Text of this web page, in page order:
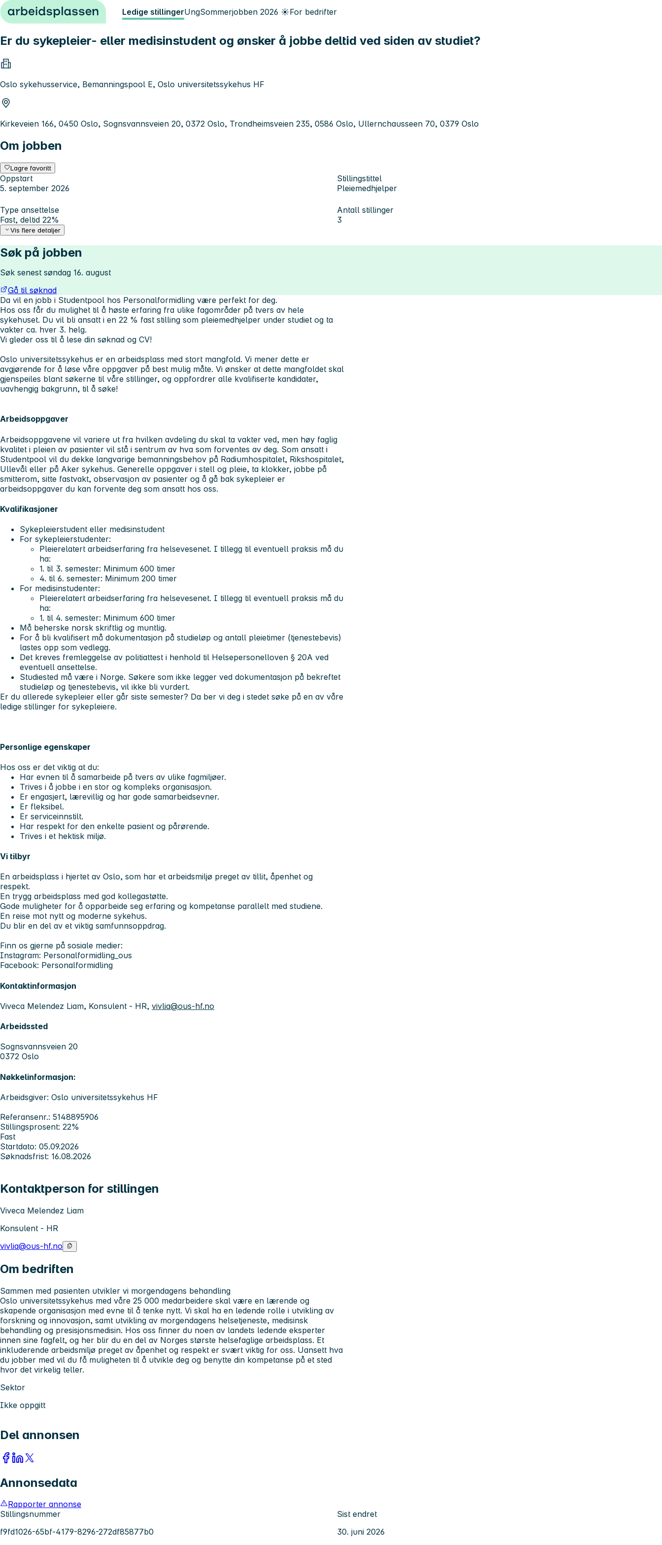
Hopp til innhold Ledige stillingerUngSommerjobben 2026 ☀️For bedrifter
Er du sykepleier- eller medisinstudent og ønsker å jobbe deltid ved siden av studiet?
Oslo sykehusservice, Bemanningspool E, Oslo universitetssykehus HF
Kirkeveien 166, 0450 Oslo, Sognsvannsveien 20, 0372 Oslo, Trondheimsveien 235, 0586 Oslo, Ullernchausseen 70, 0379 Oslo
Om jobben
Lagre favoritt
Oppstart
5. september 2026
Stillingstittel
Pleiemedhjelper
Type ansettelse
Fast, deltid 22%
Antall stillinger
3
Vis flere detaljer
Søk på jobben
Søk senest søndag 16. august
Gå til søknad
Da vil en jobb i Studentpool hos Personalformidling være perfekt for deg.
Hos oss får du mulighet til å høste erfaring fra ulike fagområder på tvers av hele
sykehuset. Du vil bli ansatt i en 22 % fast stilling som pleiemedhjelper under studiet og ta
vakter ca. hver 3. helg.
Vi gleder oss til å lese din søknad og CV!
Oslo universitetssykehus er en arbeidsplass med stort mangfold. Vi mener dette er
avgjørende for å løse våre oppgaver på best mulig måte. Vi ønsker at dette mangfoldet skal
gjenspeiles blant søkerne til våre stillinger, og oppfordrer alle kvalifiserte kandidater,
uavhengig bakgrunn, til å søke!
Arbeidsoppgaver
Arbeidsoppgavene vil variere ut fra hvilken avdeling du skal ta vakter ved, men høy faglig
kvalitet i pleien av pasienter vil stå i sentrum av hva som forventes av deg. Som ansatt i
Studentpool vil du dekke langvarige bemanningsbehov på Radiumhospitalet, Rikshospitalet,
Ullevål eller på Aker sykehus. Generelle oppgaver i stell og pleie, ta klokker, jobbe på
smitterom, sitte fastvakt, observasjon av pasienter og å gå bak sykepleier er
arbeidsoppgaver du kan forvente deg som ansatt hos oss.
Kvalifikasjoner
Sykepleierstudent eller medisinstudent
For sykepleierstudenter:
Pleierelatert arbeidserfaring fra helsevesenet. I tillegg til eventuell praksis må du
ha:
1. til 3. semester: Minimum 600 timer
4. til 6. semester: Minimum 200 timer
For medisinstudenter:
Pleierelatert arbeidserfaring fra helsevesenet. I tillegg til eventuell praksis må du
ha:
1. til 4. semester: Minimum 600 timer
Må beherske norsk skriftlig og muntlig.
For å bli kvalifisert må dokumentasjon på studieløp og antall pleietimer (tjenestebevis)
lastes opp som vedlegg.
Det kreves fremleggelse av politiattest i henhold til Helsepersonelloven § 20A ved
eventuell ansettelse.
Studiested må være i Norge. Søkere som ikke legger ved dokumentasjon på bekreftet
studieløp og tjenestebevis, vil ikke bli vurdert.
Er du allerede sykepleier eller går siste semester? Da ber vi deg i stedet søke på en av våre
ledige stillinger for sykepleiere.
Personlige egenskaper
Hos oss er det viktig at du:
Har evnen til å samarbeide på tvers av ulike fagmiljøer.
Trives i å jobbe i en stor og kompleks organisasjon.
Er engasjert, lærevillig og har gode samarbeidsevner.
Er fleksibel.
Er serviceinnstilt.
Har respekt for den enkelte pasient og pårørende.
Trives i et hektisk miljø.
Vi tilbyr
En arbeidsplass i hjertet av Oslo, som har et arbeidsmiljø preget av tillit, åpenhet og
respekt.
En trygg arbeidsplass med god kollegastøtte.
Gode muligheter for å opparbeide seg erfaring og kompetanse parallelt med studiene.
En reise mot nytt og moderne sykehus.
Du blir en del av et viktig samfunnsoppdrag.
Finn os gjerne på sosiale medier:
Instagram: Personalformidling_ous
Facebook: Personalformidling
Kontaktinformasjon
Viveca Melendez Liam, Konsulent - HR, vivlia@ous-hf.no
Arbeidssted
Sognsvannsveien 20
0372 Oslo
Nøkkelinformasjon:
Arbeidsgiver: Oslo universitetssykehus HF
Referansenr.: 5148895906
Stillingsprosent: 22%
Fast
Startdato: 05.09.2026
Søknadsfrist: 16.08.2026
Kontaktperson for stillingen
Viveca Melendez Liam
Konsulent - HR
vivlia@ous-hf.no
Om bedriften
Sammen med pasienten utvikler vi morgendagens behandling
Oslo universitetssykehus med våre 25 000 medarbeidere skal være en lærende og
skapende organisasjon med evne til å tenke nytt. Vi skal ha en ledende rolle i utvikling av
forskning og innovasjon, samt utvikling av morgendagens helsetjeneste, medisinsk
behandling og presisjonsmedisin. Hos oss finner du noen av landets ledende eksperter
innen sine fagfelt, og her blir du en del av Norges største helsefaglige arbeidsplass. Et
inkluderende arbeidsmiljø preget av åpenhet og respekt er svært viktig for oss. Uansett hva
du jobber med vil du få muligheten til å utvikle deg og benytte din kompetanse på et sted
hvor det virkelig teller.
Sektor
Ikke oppgitt
Del annonsen
Annonsedata
Rapporter annonse
Stillingsnummer
f9fd1026-65bf-4179-8296-272df85877b0
Sist endret
30. juni 2026